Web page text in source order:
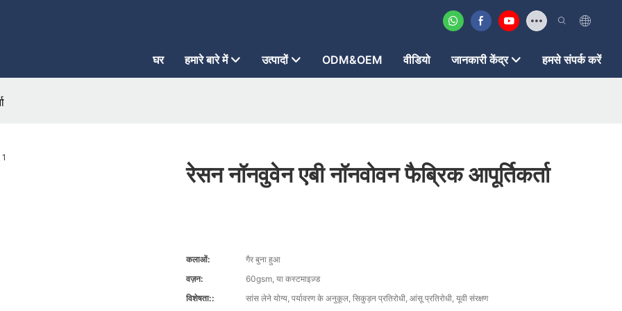
घर हमारे बारे में उत्पादों ODM&OEM वीडियो जानकारी केंद्र हमसे संपर्क करें
रेसन नॉनवुवेन एबी नॉनवोवन फैब्रिक आपूर्तिकर्ता
कलाओं:
गैर बुना हुआ
वज़न:
60gsm, या कस्टमाइज़्ड
विशेषता::
सांस लेने योग्य, पर्यावरण के अनुकूल, सिकुड़न प्रतिरोधी, आंसू प्रतिरोधी, यूवी संरक्षण